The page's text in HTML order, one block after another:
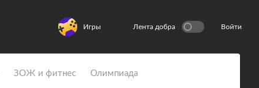
Игры Лента добра Войти
ЗОЖ и фитнес Олимпиада